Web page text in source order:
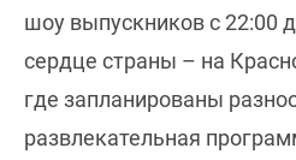
шоу выпускников с 22:00
сердце страны – на
где запланированы
развлекательная